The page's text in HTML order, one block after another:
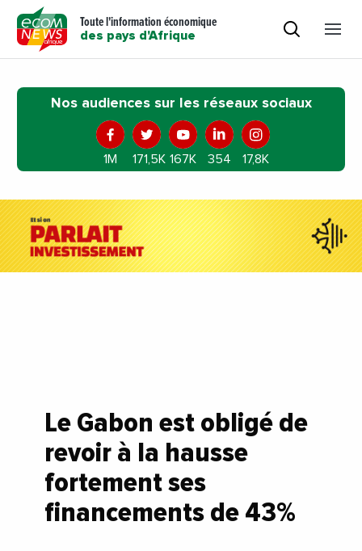
Toute l'information économique
des pays d'Afrique
Nos audiences sur les réseaux sociaux
1M 171,5K 167K 354 17,8K
Le Gabon est obligé de
revoir à la hausse
fortement ses
financements de 43%